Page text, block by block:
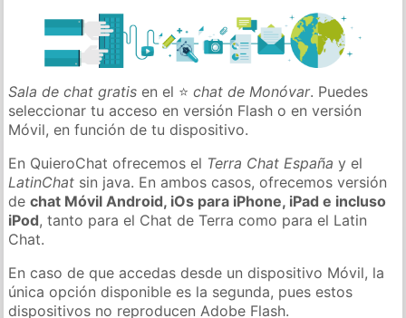
Sala de chat gratis en el ⭐chat de Monóvar. Puedes
seleccionar tu acceso en versión Flash o en versión
Móvil, en función de tu dispositivo.
En QuieroChat ofrecemos el Terra Chat España y el
LatinChat sin java. En ambos casos, ofrecemos versión
dechat Móvil Android, iOs para iPhone, iPad e incluso
iPod, tanto para el Chat de Terra como para el Latin
Chat.
En caso de que accedas desde un dispositivo Móvil, la
única opción disponible es la segunda, pues estos
dispositivos no reproducen Adobe Flash.